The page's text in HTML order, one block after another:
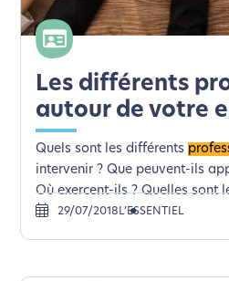
Les différents
autour de votre
Quels sont les différents
intervenir ? Que peuvent-ils
Où exercent-ils ? Quelles sont
29/07/2018L’ESSENTIEL